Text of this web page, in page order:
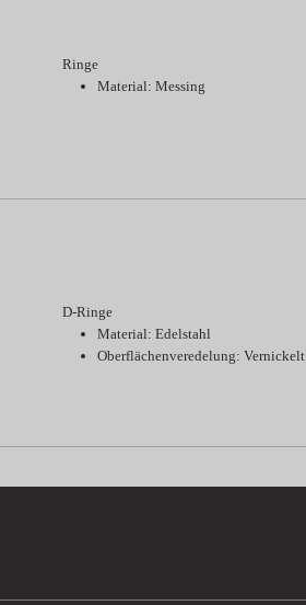
Ringe
Material: Messing
D-Ringe
Material: Edelstahl
Oberflächenveredelung: Vernickelt